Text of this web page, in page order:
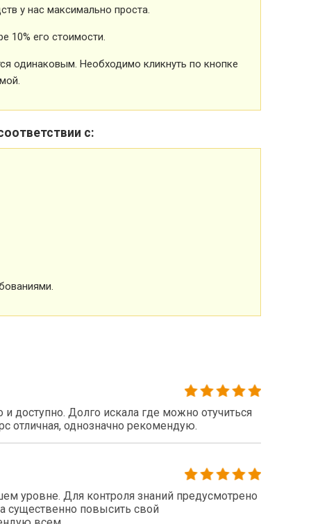
у нас максимально проста.
10% его стоимости.
одинаковым. Необходимо кликнуть по кнопке
с:
доступно. Долго искала где можно отучиться
отличная, однозначно рекомендую.
уровне. Для контроля знаний предусмотрено
существенно повысить свой